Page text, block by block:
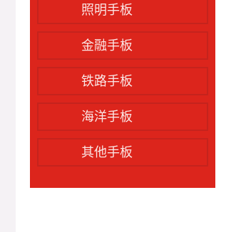
照明手板
金融手板
铁路手板
海洋手板
其他手板